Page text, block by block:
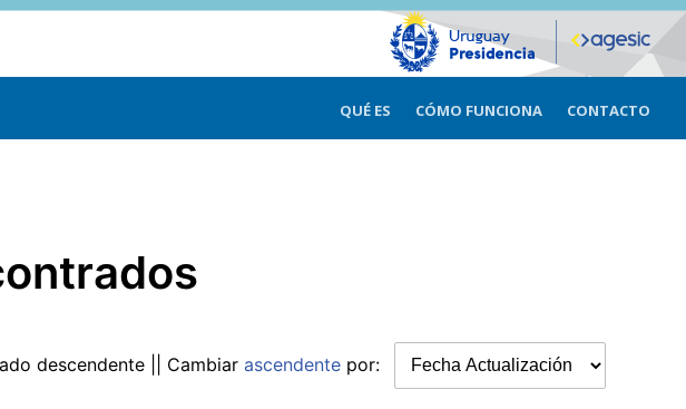
QUÉ ES CÓMO FUNCIONA CONTACTO
descendente || Cambiar ascendente por: